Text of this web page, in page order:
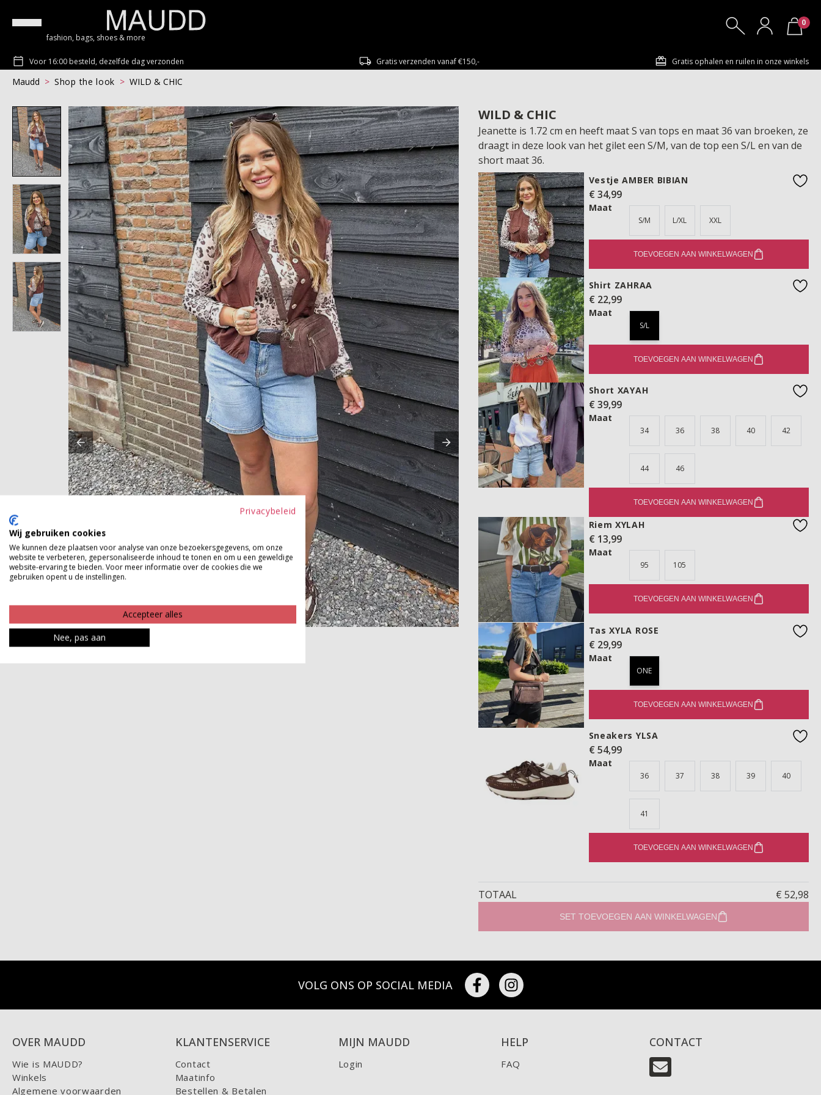
fashion, bags, shoes & more
0
Voor 16:00 besteld, dezelfde dag verzonden Gratis verzenden vanaf €150,- Gratis ophalen en ruilen in onze winkels
Maudd Shop the look WILD & CHIC
WILD & CHIC
Jeanette is 1.72 cm en heeft maat S van tops en maat 36 van broeken, ze
draagt in deze look van het gilet een S/M, van de top een S/L en van de
short maat 36.
Vestje AMBER BIBIAN
€ 34,99
Maat
S/M L/XL XXL
TOEVOEGEN AAN WINKELWAGEN
Shirt ZAHRAA
€ 22,99
Maat
S/L
TOEVOEGEN AAN WINKELWAGEN
Short XAYAH
€ 39,99
Maat
34 36 38 40 42
44 46
TOEVOEGEN AAN WINKELWAGEN
Riem XYLAH
€ 13,99
Maat
95 105
TOEVOEGEN AAN WINKELWAGEN
Tas XYLA ROSE
€ 29,99
Maat
ONE
TOEVOEGEN AAN WINKELWAGEN
Sneakers YLSA
€ 54,99
Maat
36 37 38 39 40
41
TOEVOEGEN AAN WINKELWAGEN
TOTAAL € 52,98
SET TOEVOEGEN AAN WINKELWAGEN
VOLG ONS OP SOCIAL MEDIA
OVER MAUDD
Wie is MAUDD?
Winkels
Algemene voorwaarden
KLANTENSERVICE
Contact
Maatinfo
Bestellen & Betalen
MIJN MAUDD
Login
HELP
FAQ
CONTACT
Privacybeleid
Wij gebruiken cookies
We kunnen deze plaatsen voor analyse van onze bezoekersgegevens, om onze
website te verbeteren, gepersonaliseerde inhoud te tonen en om u een geweldige
website-ervaring te bieden. Voor meer informatie over de cookies die we
gebruiken opent u de instellingen.
Accepteer alles
Nee, pas aan